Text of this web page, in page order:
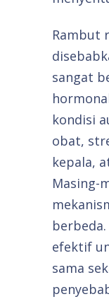
Rambut
sangat
kondisi
obat,
kepala,
Masing-
efektif
sama